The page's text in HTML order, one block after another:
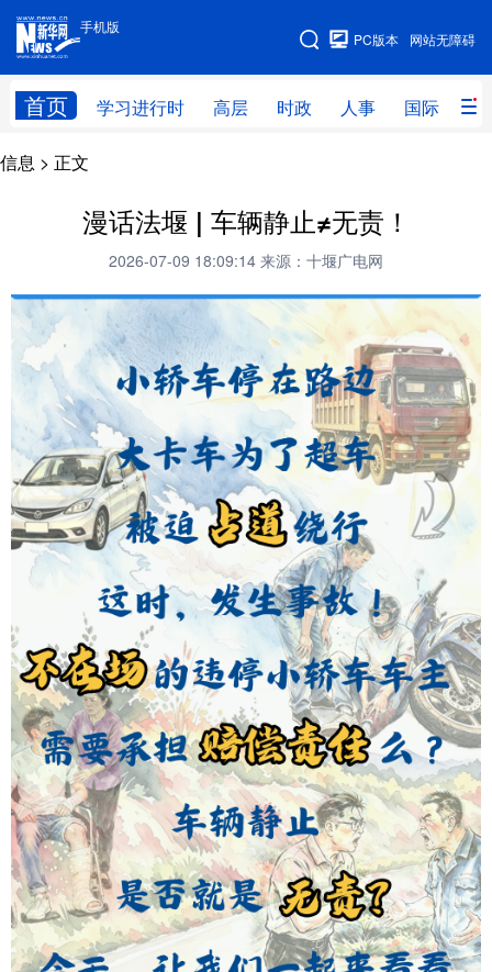
手机版
网站无障碍
PC版本
首页 学习进行时 高层 时政 人事 国际 财
手机版
网站地图
学习进行时
国际 财经 网评
思客智库 全球连线
科技 科创 量子 体育
文化 书画 军事
访谈 视频 图片 政务
法律 中央文件 金融 汽车
食品 人居 信息化 数字经济
学术中国 乡村振兴 银龄 溯源中国
旅游 能源 会展
彩票 娱乐 时尚 悦读
公益 一带一路 亚太网 上市公司
文化产业
地方频道
北京 天津 河北 山西
辽宁 吉林 上海 江苏
浙江 福建 江西
信息 > 正文
漫话法堰 | 车辆静止≠无责！
2026-07-09 18:09:14 来源：十堰广电网